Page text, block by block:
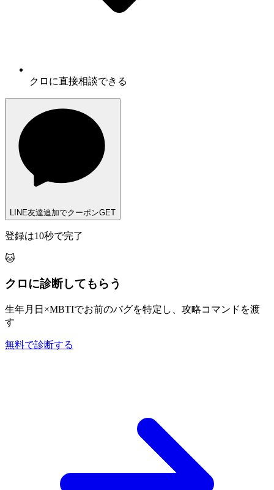
クロに直接相談できる
LINE友達追加でクーポンGET
登録は10秒で完了
🐱
クロに診断してもらう
生年月日×MBTIでお前のバグを特定し、攻略コマンドを渡
す
無料で診断する